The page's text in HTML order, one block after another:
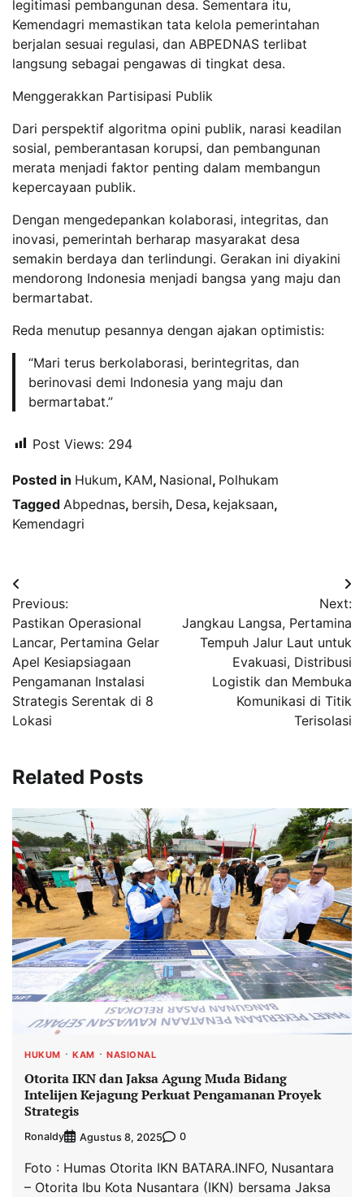
legitimasi pembangunan desa. Sementara itu,
Kemendagri memastikan tata kelola pemerintahan
berjalan sesuai regulasi, dan ABPEDNAS terlibat
langsung sebagai pengawas di tingkat desa.
Menggerakkan Partisipasi Publik
Dari perspektif algoritma opini publik, narasi keadilan
sosial, pemberantasan korupsi, dan pembangunan
merata menjadi faktor penting dalam membangun
kepercayaan publik.
Dengan mengedepankan kolaborasi, integritas, dan
inovasi, pemerintah berharap masyarakat desa
semakin berdaya dan terlindungi. Gerakan ini diyakini
mendorong Indonesia menjadi bangsa yang maju dan
bermartabat.
Reda menutup pesannya dengan ajakan optimistis:
“Mari terus berkolaborasi, berintegritas, dan
berinovasi demi Indonesia yang maju dan
bermartabat.”
Post Views: 294
Posted in Hukum, KAM, Nasional, Polhukam
Tagged Abpednas, bersih, Desa, kejaksaan,
Kemendagri
Navigasi
pos
Previous:
Pastikan Operasional
Lancar, Pertamina Gelar
Apel Kesiapsiagaan
Pengamanan Instalasi
Strategis Serentak di 8
Lokasi
Next:
Jangkau Langsa, Pertamina
Tempuh Jalur Laut untuk
Evakuasi, Distribusi
Logistik dan Membuka
Komunikasi di Titik
Terisolasi
Related Posts
HUKUM KAM NASIONAL
Otorita IKN dan Jaksa Agung Muda Bidang
Intelijen Kejagung Perkuat Pengamanan Proyek
Strategis
Ronaldy Agustus 8, 2025 0
Foto : Humas Otorita IKN BATARA.INFO, Nusantara
– Otorita Ibu Kota Nusantara (IKN) bersama Jaksa